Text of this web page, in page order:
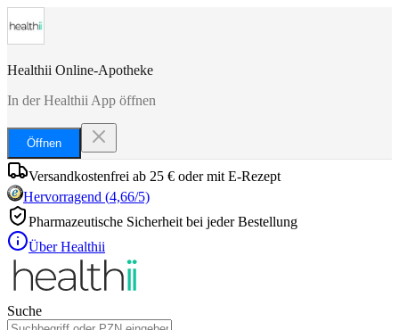
Healthii Online-Apotheke
In der Healthii App öffnen
Öffnen
Versandkostenfrei ab 25 € oder mit E-Rezept
Hervorragend (4,66/5)
Pharmazeutische Sicherheit bei jeder Bestellung
Über Healthii
Suche